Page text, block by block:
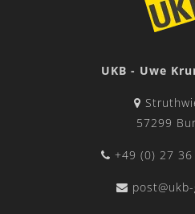
UKB - Uwe
57299
+49 (0) 27